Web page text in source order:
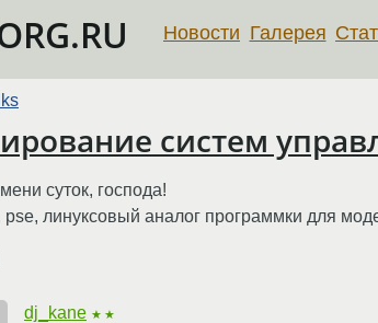
Новости Галерея
систем
суток, господа!
pse, линуксовый аналог программки для
dj_kane ★★